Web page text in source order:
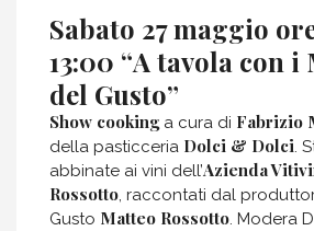
Sabato 27 maggio
13:00 “A tavola con i
del Gusto”
Show cooking a cura di Fabrizio
della pasticceria Dolci & Dolci.
abbinate ai vini dell’Azienda
Rossotto, raccontati dal
Gusto Matteo Rossotto. Modera